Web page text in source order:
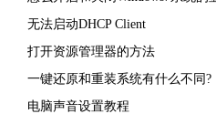
卡硬件加速功能
无法启动DHCP Client
打开资源管理器的方法
一键还原和重装系统有什么不同?
电脑声音设置教程